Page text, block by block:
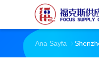
Ana Sayfa